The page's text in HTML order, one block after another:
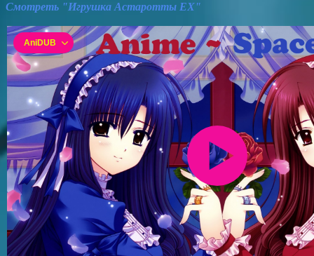
Смотреть "Игрушка Астаротты EX"